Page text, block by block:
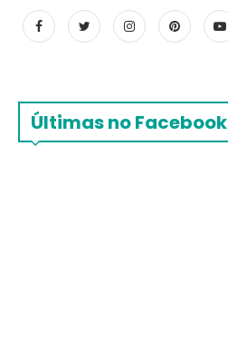
Últimas no Facebook